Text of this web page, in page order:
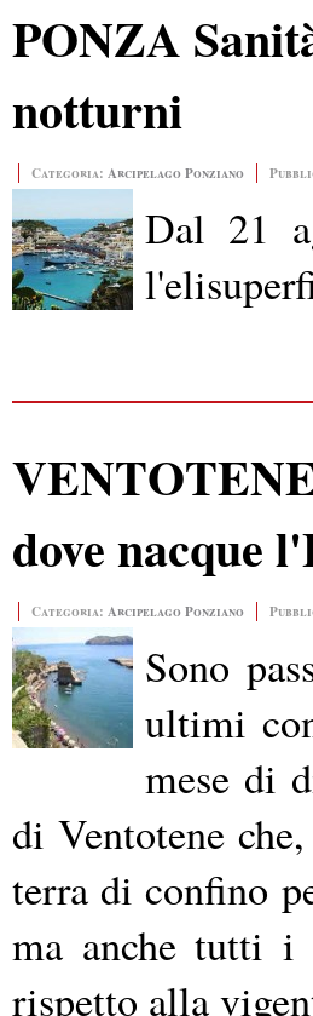
PONZA
notturni
Categoria: Arcipelago Ponziano
Dal 21
dove nacque
Categoria: Arcipelago Ponziano
Sono
ultimi
mese di
di Ventotene
terra di confino
ma anche tutti i
rispetto alla